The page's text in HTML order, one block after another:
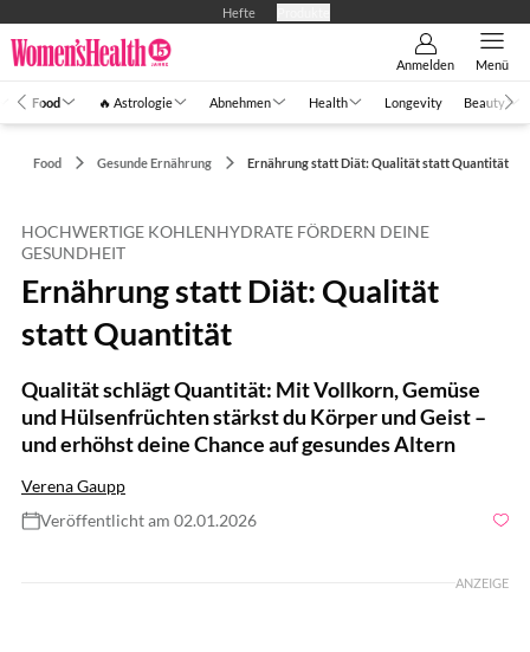
Hefte
Anmelden Menü
Food 🔥 Astrologie Abnehmen Health Longevity Beauty
Food Gesunde Ernährung Ernährung statt Diät: Qualität statt Quantität
HOCHWERTIGE KOHLENHYDRATE FÖRDERN DEINE
GESUNDHEIT
Ernährung statt Diät: Qualität
statt Quantität
Qualität schlägt Quantität: Mit Vollkorn, Gemüse
und Hülsenfrüchten stärkst du Körper und Geist –
und erhöhst deine Chance auf gesundes Altern
Verena Gaupp
Veröffentlicht am 02.01.2026
ANZEIGE